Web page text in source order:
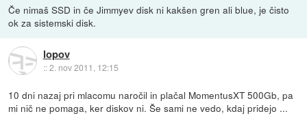
Če nimaš SSD in če Jimmyev disk ni kakšen gren ali blue, je čisto
ok za sistemski disk.
lopov
::2. nov 2011, 12:15
10 dni nazaj pri mlacomu naročil in plačal MomentusXT 500Gb, pa
mi nič ne pomaga, ker diskov ni. Še sami ne vedo, kdaj pridejo ...